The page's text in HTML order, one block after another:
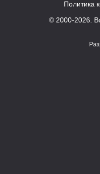
Политика
© 2000-2026.